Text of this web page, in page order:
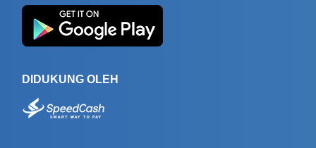
DIDUKUNG OLEH